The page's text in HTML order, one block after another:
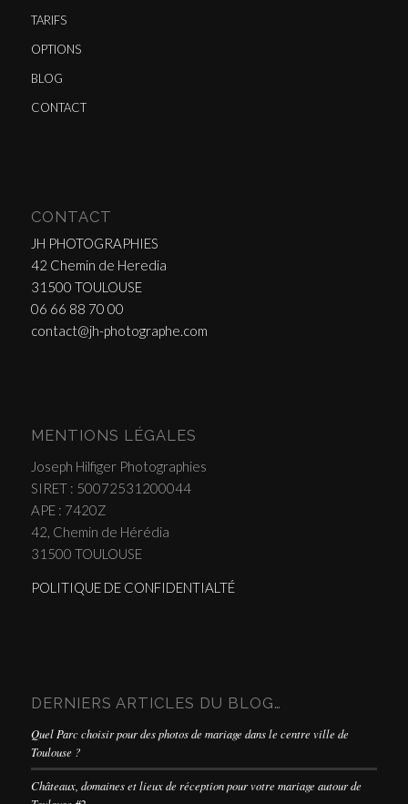
TARIFS
OPTIONS
BLOG
CONTACT
CONTACT
JH PHOTOGRAPHIES
42 Chemin de Heredia
31500 TOULOUSE
06 66 88 70 00
contact@jh-photographe.com
MENTIONS LÉGALES
Joseph Hilfiger Photographies
SIRET : 50072531200044
APE : 7420Z
42, Chemin de Hérédia
31500 TOULOUSE
POLITIQUE DE CONFIDENTIALTÉ
DERNIERS ARTICLES DU BLOG…
Quel Parc choisir pour des photos de mariage dans le centre ville de
Toulouse ?
Châteaux, domaines et lieux de réception pour votre mariage autour de